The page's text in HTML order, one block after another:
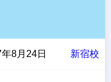
新宿校
8月24日